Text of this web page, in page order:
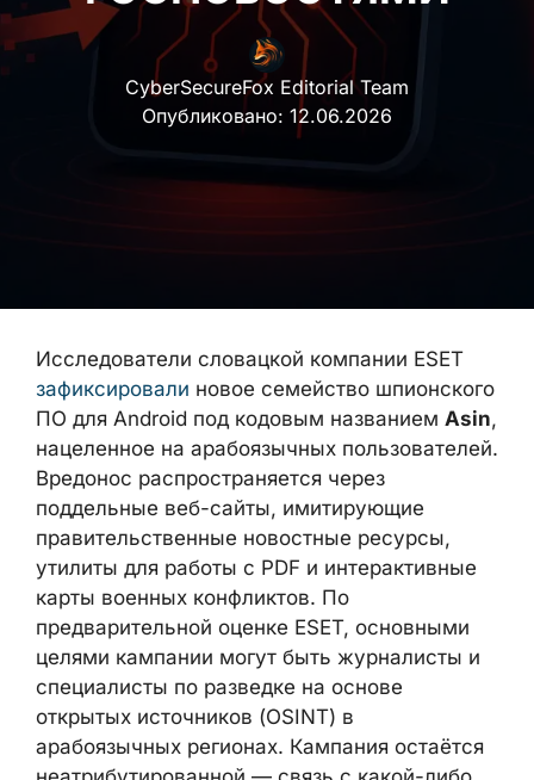
Опубликовано: 12.06.2026
названиемAsin , нацеленное на
арабоязычных пользователей. Вредонос
распространяется через поддельные веб-
сайты, имитирующие правительственные
новостные ресурсы, утилиты для работы с
PDF и интерактивные карты военных
конфликтов. По предварительной оценке
ESET, основными целями кампании могут
быть журналисты и специалисты по
разведке на основе открытых источников
(OSINT) в арабоязычных регионах.
Кампания остаётся неатрибутированной —
связь с какой-либо известной
группировкой не установлена.